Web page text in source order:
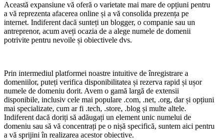
Această expansiune vă oferă o varietate mai mare de opțiuni pentru
a vă reprezenta afacerea online și a vă consolida prezența pe
internet. Indiferent dacă sunteți un blogger, o companie sau un
antreprenor, acum aveți ocazia de a alege numele de domenii
potrivite pentru nevoile și obiectivele dvs.
Prin intermediul platformei noastre intuitive de înregistrare a
domeniilor, puteți verifica disponibilitatea și rezerva rapid și ușor
numele de domeniu dorit. Avem o gamă largă de extensii
disponibile, inclusiv cele mai populare .com, .net, .org, dar și opțiuni
mai specializate, cum ar fi .tech, .store, .blog și multe altele.
Indiferent dacă doriți să adăugați un element unic numelui de
domeniu sau să vă concentrați pe o nișă specifică, suntem aici pentru
a vă sprijini în realizarea acestor obiective.